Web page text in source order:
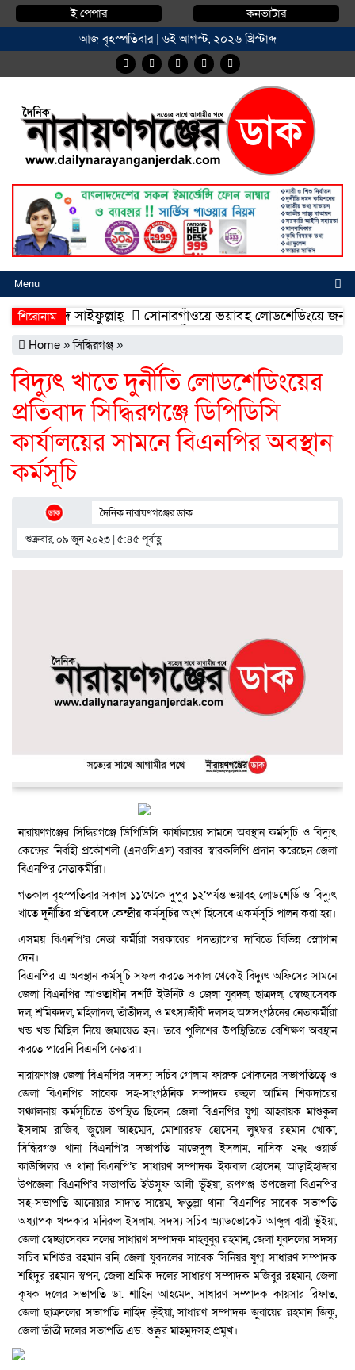
ই পেপার
কনভাটার
আজ বৃহস্পতিবার | ৬ই আগস্ট, ২০২৬ খ্রিস্টাব্দ
Menu
শিরোনামসাইফুল্লাহ্
সোনারগাঁওয়ে ভয়াবহ লোডশেডিংয়ে জনজীবন
Home »সিদ্ধিরগঞ্জ »
বিদ্যুৎ খাতে দুর্নীতি লোডশেডিংয়ের
প্রতিবাদ সিদ্ধিরগঞ্জে ডিপিডিসি
কার্যালয়ের সামনে বিএনপির অবস্থান
কর্মসূচি
দৈনিক নারায়ণগঞ্জের ডাক
শুক্রবার, ০৯ জুন ২০২৩ | ৫:৪৫ পূর্বাহ্ণ
নারায়ণগঞ্জের সিদ্ধিরগঞ্জে ডিপিডিসি কার্যালয়ের সামনে অবস্থান কর্মসূচি ও বিদ্যুৎ
কেন্দ্রের নির্বাহী প্রকৌশলী (এনওসিএস) বরাবর স্বারকলিপি প্রদান করেছেন জেলা
বিএনপির নেতাকর্মীরা।
গতকাল বৃহস্পতিবার সকাল ১১’থেকে দুুপুর ১২’পর্যন্ত ভয়াবহ লোডশের্ডি ও বিদ্যুৎ
খাতে দূর্নীতির প্রতিবাদে কেন্দ্রীয় কর্মসূচির অংশ হিসেবে একর্মসূচি পালন করা হয়।
এসময় বিএনপি’র নেতা কর্মীরা সরকারের পদত্যাগের দাবিতে বিভিন্ন স্লোাগান
দেন।
বিএনপির এ অবস্থান কর্মসূচি সফল করতে সকাল থেকেই বিদ্যুৎ অফিসের সামনে
জেলা বিএনপির আওতাধীন দশটি ইউনিট ও জেলা যুবদল, ছাত্রদল, স্বেচ্ছাসেবক
দল, শ্রমিকদল, মহিলাদল, তাঁতীদল, ও মৎস্যজীবী দলসহ অঙ্গসংগঠনের নেতাকর্মীরা
খন্ড খন্ড মিছিল নিয়ে জমায়েত হন। তবে পুলিশের উপস্থিতিতে বেশিক্ষণ অবস্থান
করতে পারেনি বিএনপি নেতারা।
নারায়ণগঞ্জ জেলা বিএনপির সদস্য সচিব গোলাম ফারুক খোকনের সভাপতিত্বে ও
জেলা বিএনপির সাবেক সহ-সাংগঠনিক সম্পাদক রুহুল আমিন শিকদারের
সঞ্চালনায় কর্মসূচিতে উপস্থিত ছিলেন, জেলা বিএনপির যুগ্ম আহ্বায়ক মাশুকুল
ইসলাম রাজিব, জুয়েল আহম্মেদ, মোশাররফ হোসেন, লুৎফর রহমান খোকা,
সিদ্ধিরগঞ্জ থানা বিএনপি’র সভাপতি মাজেদুল ইসলাম, নাসিক ২নং ওয়ার্ড
কাউন্সিলর ও থানা বিএনপি’র সাধারণ সম্পাদক ইকবাল হোসেন, আড়াইহাজার
উপজেলা বিএনপি’র সভাপতি ইউসুফ আলী ভূঁইয়া, রূপগঞ্জ উপজেলা বিএনপির
সহ-সভাপতি আনোয়ার সাদাত সায়েম, ফতুল্লা থানা বিএনপির সাবেক সভাপতি
অধ্যাপক খন্দকার মনিরুল ইসলাম, সদস্য সচিব অ্যাডভোকেট আব্দুল বারী ভূঁইয়া,
জেলা স্বেচ্ছাসেবক দলের সাধারণ সম্পাদক মাহবুবুর রহমান, জেলা যুবদলের সদস্য
সচিব মশিউর রহমান রনি, জেলা যুবদলের সাবেক সিনিয়র যুগ্ম সাধারণ সম্পাদক
শহিদুর রহমান স্বপন, জেলা শ্রমিক দলের সাধারণ সম্পাদক মজিবুর রহমান, জেলা
কৃষক দলের সভাপতি ডা. শাহিন আহমেদ, সাধারণ সম্পাদক কায়সার রিফাত,
জেলা ছাত্রদলের সভাপতি নাহিদ ভূঁইয়া, সাধারণ সম্পাদক জুবায়ের রহমান জিকু,
জেলা তাঁতী দলের সভাপতি এড. শুক্কুর মাহমুদসহ প্রমূখ।